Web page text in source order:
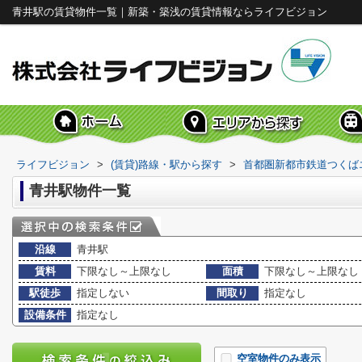
青井駅の賃貸物件一覧｜新築・築浅の賃貸情報ならライフビジョン
ライフビジョン > (賃貸)路線・駅から探す > 首都圏新都市鉄道つくば
青井駅物件一覧
沿線
青井駅
賃料
下限なし～上限なし 面積
下限なし～上限なし
駅徒歩
指定しない 間取り
指定なし
設備条件
指定なし
空室物件のみ表示